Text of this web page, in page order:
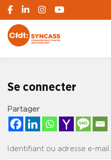
Se connecter
Partager
Identifiant ou adresse e-mail